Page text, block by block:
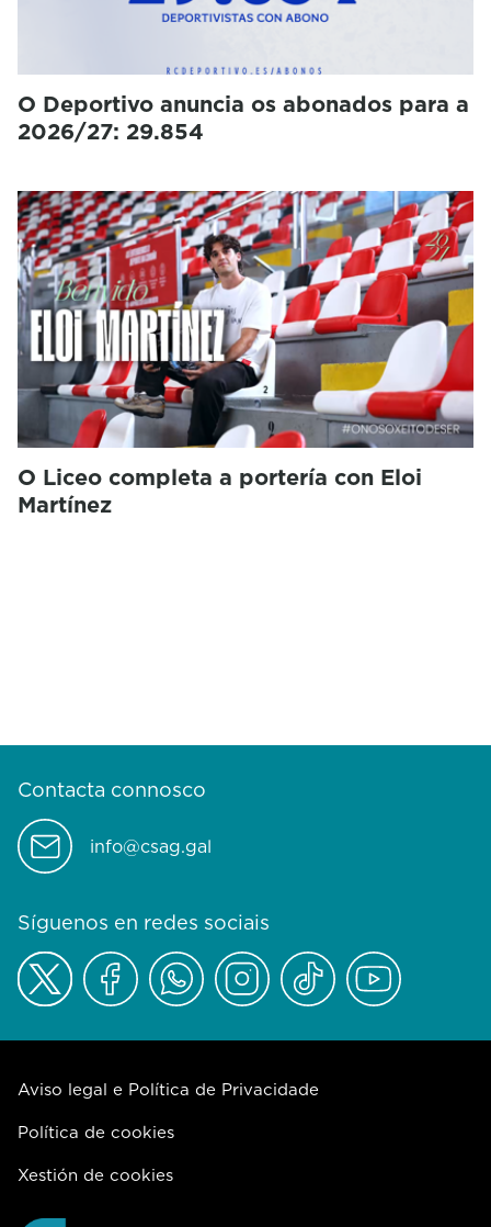
O Deportivo anuncia os abonados para a
2026/27: 29.854
O Liceo completa a portería con Eloi
Martínez
Contacta connosco
info@csag.gal
Síguenos en redes sociais
Aviso legal e Política de Privacidade
Política de cookies
Xestión de cookies